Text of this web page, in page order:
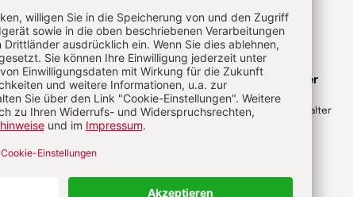
Nehmt Gottes Melodie
in euch auf
Johannes Bours
Kartonierte Ausgabe
14,00 €
Das kleine Buch der
Zuversicht
Anselm Grün, Rudolf Walter
12,00 €